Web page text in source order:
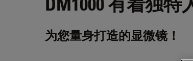
为您量身打造的显微镜！